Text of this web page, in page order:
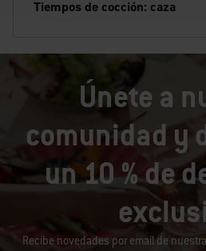
Tiempos de cocción: caza
Únete a
comunidad y
un 10 % de
Recibe novedades por email de